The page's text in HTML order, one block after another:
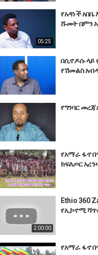
05:25
የአዳነች
ሹመት በምን
በሲኖዶሱ ላይ
የሽመልስ
የግንባር
የአማራ ፋኖ
ክፍለጦር
2:00:00
Ethio 360
የኢኮኖሚ
የአማራ ፋኖ